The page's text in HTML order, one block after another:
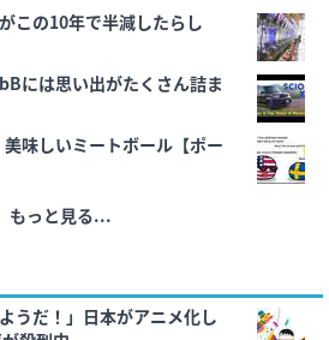
この10年で半減したらし
には思い出がたくさん詰ま
美味しいミートボール【ポー
もっと見る...
うだ！」日本がアニメ化し